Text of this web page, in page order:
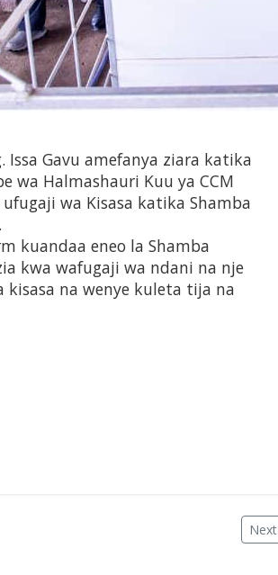
Issa Gavu amefanya ziara katika
wa Halmashauri Kuu ya CCM
wa Kisasa katika Shamba
kuandaa eneo la Shamba
kwa wafugaji wa ndani na nje
na wenye kuleta tija na
Next